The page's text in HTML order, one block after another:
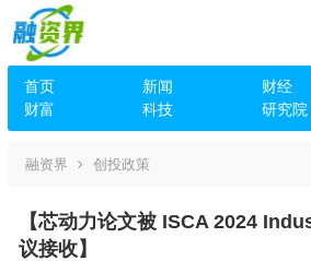
首页 新闻 财经
财富
科技 研究院
融资界 创投政策
【芯动力论文被 ISCA 2024
议接收】